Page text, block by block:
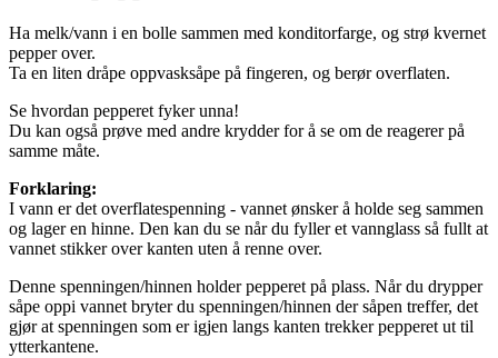
Ha melk/vann i en bolle sammen med konditorfarge, og strø kvernet
pepper over.
Ta en liten dråpe oppvasksåpe på fingeren, og berør overflaten.
Se hvordan pepperet fyker unna!
Du kan også prøve med andre krydder for å se om de reagerer på
samme måte.
Forklaring:
I vann er det overflatespenning - vannet ønsker å holde seg sammen
og lager en hinne. Den kan du se når du fyller et vannglass så fullt at
vannet stikker over kanten uten å renne over.
Denne spenningen/hinnen holder pepperet på plass. Når du drypper
såpe oppi vannet bryter du spenningen/hinnen der såpen treffer, det
gjør at spenningen som er igjen langs kanten trekker pepperet ut til
ytterkantene.